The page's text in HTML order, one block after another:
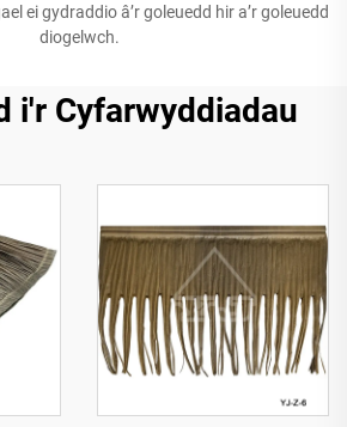
ei gydraddio â’r goleuedd hir a’r goleuedd
diogelwch.
i'r Cyfarwyddiadau